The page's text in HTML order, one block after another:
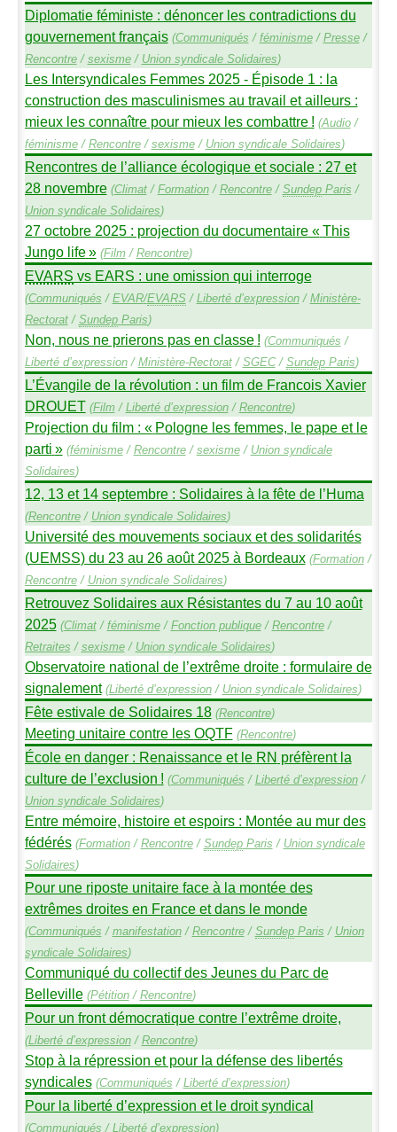
Diplomatie féministe : dénoncer les contradictions du
gouvernement français (Communiqués / féminisme/ Presse/
Rencontre/ sexisme/ Union syndicale Solidaires)
Les Intersyndicales Femmes 2025 - Épisode 1 : la
construction des masculinismes au travail et ailleurs :
mieux les connaître pour mieux les combattre ! (Audio/
féminisme/ Rencontre/ sexisme/ Union syndicale Solidaires)
Rencontres de l’alliance écologique et sociale : 27 et
28 novembre (Climat/ Formation/ Rencontre/ SundepParis /
Union syndicale Solidaires)
27 octobre 2025 : projection du documentaire «This
Jungo life» (Film / Rencontre)
EVARS vs EARS : une omission qui interroge
(Communiqués / EVAR/EVARS/ Liberté d’expression/ Ministère-
Rectorat/ SundepParis)
Non, nous ne prierons pas en classe ! (Communiqués /
Liberté d’expression/ Ministère-Rectorat/ SGEC/ SundepParis)
L’Évangile de la révolution : un film de Francois Xavier
DROUET (Film / Liberté d’expression/ Rencontre)
Projection du film : « Pologne les femmes, le pape et le
parti » (féminisme/ Rencontre/ sexisme/ Union syndicale
Solidaires)
12, 13 et 14 septembre : Solidaires à la fête de l’Huma
(Rencontre/ Union syndicale Solidaires)
Université des mouvements sociaux et des solidarités
(UEMSS) du 23 au 26 août 2025 à Bordeaux (Formation/
Rencontre/ Union syndicale Solidaires)
Retrouvez Solidaires aux Résistantes du 7 au 10 août
2025 (Climat/ féminisme/ Fonction publique/ Rencontre/
Retraites / sexisme/ Union syndicale Solidaires)
Observatoire national de l’extrême droite : formulaire de
signalement (Liberté d’expression/ Union syndicale Solidaires)
Fête estivale de Solidaires 18 (Rencontre)
Meeting unitaire contre les OQTF (Rencontre)
École en danger : Renaissance et le RN préfèrent la
culture de l’exclusion ! (Communiqués / Liberté d’expression/
Union syndicale Solidaires)
Entre mémoire, histoire et espoirs : Montée au mur des
fédérés (Formation/ Rencontre/ SundepParis / Union syndicale
Solidaires)
Pour une riposte unitaire face à la montée des
extrêmes droites en France et dans le monde
(Communiqués / manifestation/ Rencontre/ SundepParis / Union
syndicale Solidaires)
Communiqué du collectif des Jeunes du Parc de
Belleville (Pétition/ Rencontre)
Pour un front démocratique contre l’extrême droite,
(Liberté d’expression/ Rencontre)
Stop à la répression et pour la défense des libertés
syndicales (Communiqués / Liberté d’expression)
Pour la liberté d’expression et le droit syndical
(Communiqués / Liberté d’expression)